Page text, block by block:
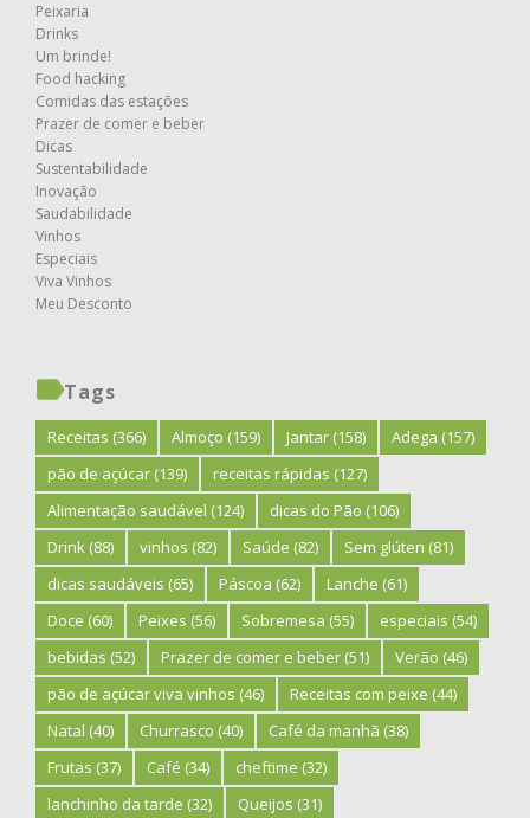
Peixaria
Drinks
Um brinde!
Food hacking
Comidas das estações
Prazer de comer e beber
Dicas
Sustentabilidade
Inovação
Saudabilidade
Vinhos
Especiais
Viva Vinhos
Meu Desconto
Tags
Receitas (366) Almoço (159) Jantar (158) Adega (157)
pão de açúcar (139) receitas rápidas (127)
Alimentação saudável (124) dicas do Pão (106)
Drink (88) vinhos (82) Saúde (82) Sem glúten (81)
dicas saudáveis (65) Páscoa (62) Lanche (61)
Doce (60) Peixes (56) Sobremesa (55) especiais (54)
bebidas (52) Prazer de comer e beber (51) Verão (46)
pão de açúcar viva vinhos (46) Receitas com peixe (44)
Natal (40) Churrasco (40) Café da manhã (38)
Frutas (37) Café (34) cheftime (32)
lanchinho da tarde (32) Queijos (31)